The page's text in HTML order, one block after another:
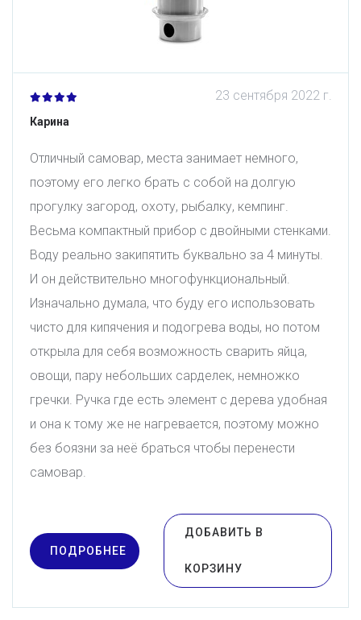
Карина
23 сентября 2022 г.
Отличный самовар, места занимает немного,
поэтому его легко брать с собой на долгую
прогулку загород, охоту, рыбалку, кемпинг.
Весьма компактный прибор с двойными стенками.
Воду реально закипятить буквально за 4 минуты.
И он действительно многофункциональный.
Изначально думала, что буду его использовать
чисто для кипячения и подогрева воды, но потом
открыла для себя возможность сварить яйца,
овощи, пару небольших сарделек, немножко
гречки. Ручка где есть элемент с дерева удобная
и она к тому же не нагревается, поэтому можно
без боязни за неё браться чтобы перенести
самовар.
ПОДРОБНЕЕ
ДОБАВИТЬ В
КОРЗИНУ